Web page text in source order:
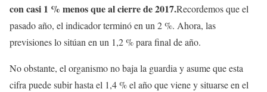
con casi 1 % menos que al cierre de 2017.Recordemos que el
pasado año, el indicador terminó en un 2 %. Ahora, las
previsiones lo sitúan en un 1,2 % para final de año.
No obstante, el organismo no baja la guardia y asume que esta
cifra puede subir hasta el 1,4 % el año que viene y situarse en el